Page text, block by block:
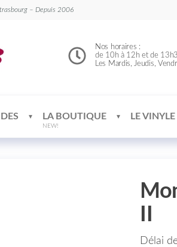
– Depuis 2006
Nos horaires :
de 10h à 12h et de
Les Mardis, Jeudis,
LA BOUTIQUE
NEW!
LE VINYLE
Délai